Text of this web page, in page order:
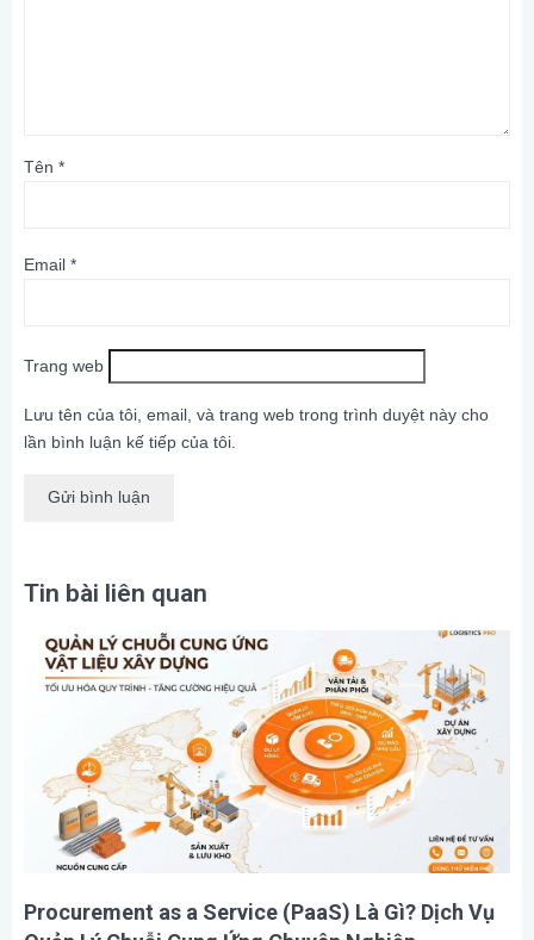
Tên *
Email *
Trang web
Lưu tên của tôi, email, và trang web trong trình duyệt này cho
lần bình luận kế tiếp của tôi.
Tin bài liên quan
Procurement as a Service (PaaS) Là Gì? Dịch Vụ